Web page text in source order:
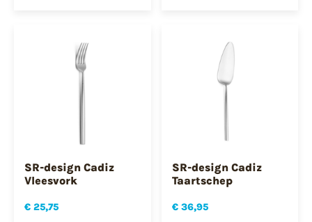
SR-design Cadiz
Vleesvork
€ 25,75
SR-design Cadiz
Taartschep
€ 36,95